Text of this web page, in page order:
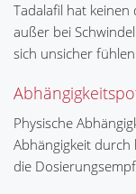
Tadalafil hat
außer bei
sich unsicher
Physische
Abhängigkeit durch
die